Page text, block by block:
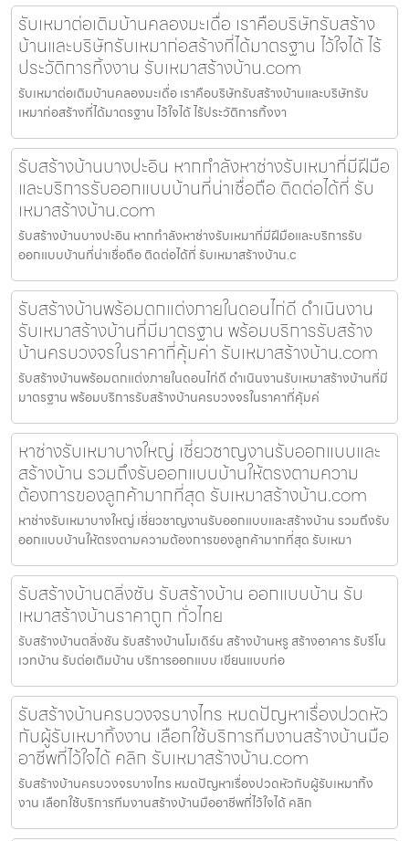
รับเหมาต่อเติมบ้านคลองมะเดื่อ เราคือบริษัทรับสร้าง
บ้านและบริษัทรับเหมาก่อสร้างที่ได้มาตรฐาน ไว้ใจได้ ไร้
ประวัติการทิ้งงาน รับเหมาสร้างบ้าน.com
รับเหมาต่อเติมบ้านคลองมะเดื่อ เราคือบริษัทรับสร้างบ้านและบริษัทรับ
เหมาก่อสร้างที่ได้มาตรฐาน ไว้ใจได้ ไร้ประวัติการทิ้งงา
รับสร้างบ้านบางปะอิน หากกำลังหาช่างรับเหมาที่มีฝีมือ
และบริการรับออกแบบบ้านที่น่าเชื่อถือ ติดต่อได้ที่ รับ
เหมาสร้างบ้าน.com
รับสร้างบ้านบางปะอิน หากกำลังหาช่างรับเหมาที่มีฝีมือและบริการรับ
ออกแบบบ้านที่น่าเชื่อถือ ติดต่อได้ที่ รับเหมาสร้างบ้าน.c
รับสร้างบ้านพร้อมตกแต่งภายในดอนไก่ดี ดำเนินงาน
รับเหมาสร้างบ้านที่มีมาตรฐาน พร้อมบริการรับสร้าง
บ้านครบวงจรในราคาที่คุ้มค่า รับเหมาสร้างบ้าน.com
รับสร้างบ้านพร้อมตกแต่งภายในดอนไก่ดี ดำเนินงานรับเหมาสร้างบ้านที่มี
มาตรฐาน พร้อมบริการรับสร้างบ้านครบวงจรในราคาที่คุ้มค่
หาช่างรับเหมาบางใหญ่ เชี่ยวชาญงานรับออกแบบและ
สร้างบ้าน รวมถึงรับออกแบบบ้านให้ตรงตามความ
ต้องการของลูกค้ามากที่สุด รับเหมาสร้างบ้าน.com
หาช่างรับเหมาบางใหญ่ เชี่ยวชาญงานรับออกแบบและสร้างบ้าน รวมถึงรับ
ออกแบบบ้านให้ตรงตามความต้องการของลูกค้ามากที่สุด รับเหมา
รับสร้างบ้านตลิ่งชัน รับสร้างบ้าน ออกแบบบ้าน รับ
เหมาสร้างบ้านราคาถูก ทั่วไทย
รับสร้างบ้านตลิ่งชัน รับสร้างบ้านโมเดิร์น สร้างบ้านหรู สร้างอาคาร รับรีโน
เวทบ้าน รับต่อเติมบ้าน บริการออกแบบ เขียนแบบก่อ
รับสร้างบ้านครบวงจรบางไทร หมดปัญหาเรื่องปวดหัว
กับผู้รับเหมาทิ้งงาน เลือกใช้บริการทีมงานสร้างบ้านมือ
อาชีพที่ไว้ใจได้ คลิก รับเหมาสร้างบ้าน.com
รับสร้างบ้านครบวงจรบางไทร หมดปัญหาเรื่องปวดหัวกับผู้รับเหมาทิ้ง
งาน เลือกใช้บริการทีมงานสร้างบ้านมืออาชีพที่ไว้ใจได้ คลิก